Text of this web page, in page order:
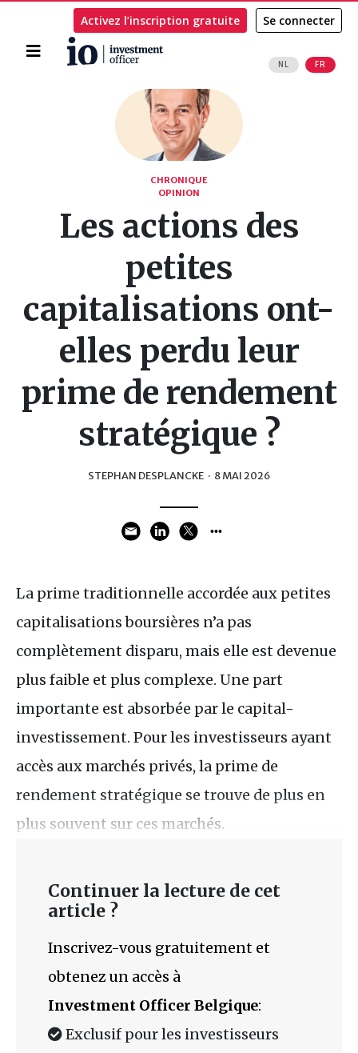
Accueil
NL FR
Activez l’inscription gratuite Se connecter
CHRONIQUE
OPINION
Les actions des
petites
capitalisations ont-
elles perdu leur
prime de rendement
stratégique ?
STEPHAN DESPLANCKE · 8 MAI 2026
La prime traditionnelle accordée aux petites
capitalisations boursières n’a pas
complètement disparu, mais elle est devenue
plus faible et plus complexe. Une part
importante est absorbée par le capital-
investissement. Pour les investisseurs ayant
accès aux marchés privés, la prime de
rendement stratégique se trouve de plus en
plus souvent sur ces marchés.
Continuer la lecture de cet
article ?
Inscrivez-vous gratuitement et
obtenez un accès à
Investment Officer Belgique:
Exclusif pour les investisseurs